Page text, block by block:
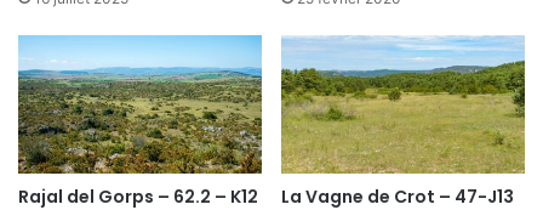
Rajal del Gorps – 62.2 – K12 La Vagne de Crot – 47-J13